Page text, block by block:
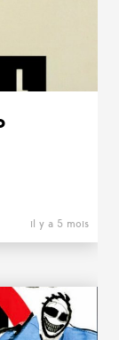
il y a 5 mois